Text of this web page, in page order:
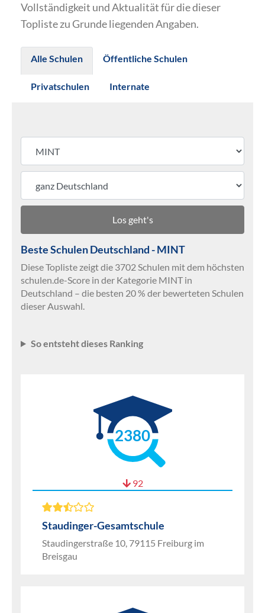
Vollständigkeit und Aktualität für die dieser
Topliste zu Grunde liegenden Angaben.
Alle Schulen Öffentliche Schulen
Privatschulen Internate
Los geht's
Beste Schulen Deutschland - MINT
Diese Topliste zeigt die 3702 Schulen mit dem höchsten
schulen.de-Score in der Kategorie MINT in
Deutschland – die besten 20 % der bewerteten Schulen
dieser Auswahl.
So entsteht dieses Ranking
2380
92
Staudinger-Gesamtschule
Staudingerstraße 10, 79115 Freiburg im
Breisgau